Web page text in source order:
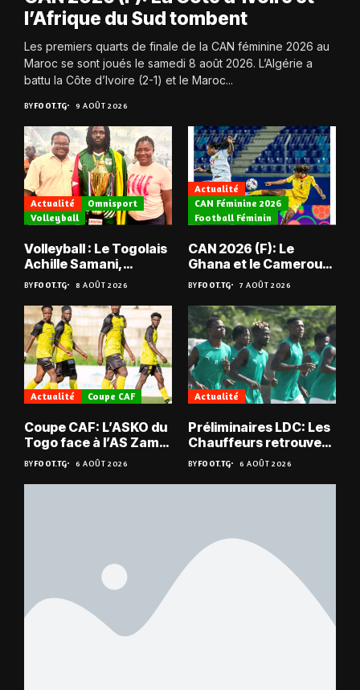
l’Afrique du Sud tombent
Les premiers quarts de finale de la CAN féminine 2026 au
Maroc se sont joués le samedi 8 août 2026. L’Algérie a
battu la Côte d’Ivoire (2-1) et le Maroc...
BYFOOT.TG 9 AOÛT 2026
Actualité
Omnisport
Volleyball
Volleyball : Le Togolais
Achille Samani,
champion du Bénin !
BYFOOT.TG 8 AOÛT 2026
Actualité
CAN Féminine 2026
Football Féminin
CAN 2026 (F): Le
Ghana et le Cameroun
en quarts
BYFOOT.TG 7 AOÛT 2026
Actualité Coupe CAF
Coupe CAF: L’ASKO du
Togo face à l’AS Zam
du Niger
BYFOOT.TG 6 AOÛT 2026
Actualité
Préliminaires LDC: Les
Chauffeurs retrouvent
les Mimos
BYFOOT.TG 6 AOÛT 2026